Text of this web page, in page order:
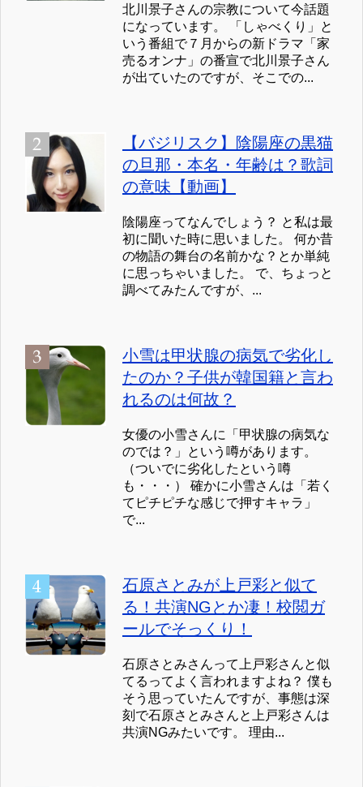
北川景子さんの宗教について今話題
になっています。 「しゃべくり」と
いう番組で７月からの新ドラマ「家
売るオンナ」の番宣で北川景子さん
が出ていたのですが、そこでの...
【バジリスク】陰陽座の黒猫
の旦那・本名・年齢は？歌詞
の意味【動画】
陰陽座ってなんでしょう？ と私は最
初に聞いた時に思いました。 何か昔
の物語の舞台の名前かな？とか単純
に思っちゃいました。 で、ちょっと
調べてみたんですが、...
小雪は甲状腺の病気で劣化し
たのか？子供が韓国籍と言わ
れるのは何故？
女優の小雪さんに「甲状腺の病気な
のでは？」という噂があります。
（ついでに劣化したという噂
も・・・） 確かに小雪さんは「若く
てピチピチな感じで押すキャラ」
で...
石原さとみが上戸彩と似て
る！共演NGとか凄！校閲ガ
ールでそっくり！
石原さとみさんって上戸彩さんと似
てるってよく言われますよね？ 僕も
そう思っていたんですが、事態は深
刻で石原さとみさんと上戸彩さんは
共演NGみたいです。 理由...